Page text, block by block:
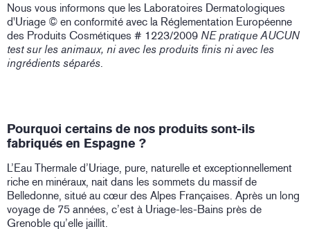
Nous vous informons que les Laboratoires Dermatologiques
d'Uriage © en conformité avec la Réglementation Européenne
des Produits Cosmétiques # 1223/2009 NE pratique AUCUN
test sur les animaux, ni avec les produits finis ni avec les
ingrédients séparés.
Pourquoi certains de nos produits sont-ils
fabriqués en Espagne ?
L’Eau Thermale d’Uriage, pure, naturelle et exceptionnellement
riche en minéraux, nait dans les sommets du massif de
Belledonne, situé au cœur des Alpes Françaises. Après un long
voyage de 75 années, c’est à Uriage-les-Bains près de
Grenoble qu’elle jaillit.